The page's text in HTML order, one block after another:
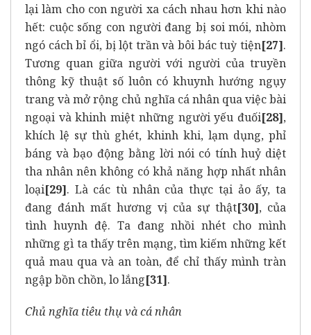
lại làm cho con người xa cách nhau hơn khi nào
hết: cuộc sống con người đang bị soi mói, nhòm
ngó cách bỉ ổi, bị lột trần và bôi bác tuỳ tiện[27].
Tương quan giữa người với người của truyền
thông kỹ thuật số luôn có khuynh hướng ngụy
trang và mở rộng chủ nghĩa cá nhân qua việc bài
ngoại và khinh miệt những người yếu đuối[28],
khích lệ sự thù ghét, khinh khi, lạm dụng, phỉ
báng và bạo động bằng lời nói có tính huỷ diệt
tha nhân nên không có khả năng hợp nhất nhân
loại[29]. Là các tù nhân của thực tại ảo ấy, ta
đang đánh mất hương vị của sự thật[30], của
tình huynh đệ. Ta đang nhồi nhét cho mình
những gì ta thấy trên mạng, tìm kiếm những kết
quả mau qua và an toàn, để chỉ thấy mình tràn
ngập bồn chồn, lo lắng[31].
Chủ nghĩa tiêu thụ và cá nhân